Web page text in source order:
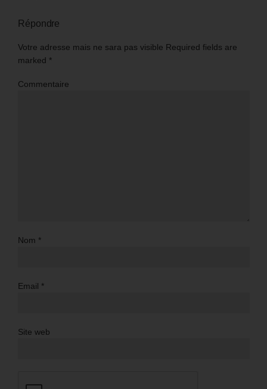
Répondre
Votre adresse mais ne sara pas visible Required fields are
marked *
Commentaire
Nom *
Email *
Site web